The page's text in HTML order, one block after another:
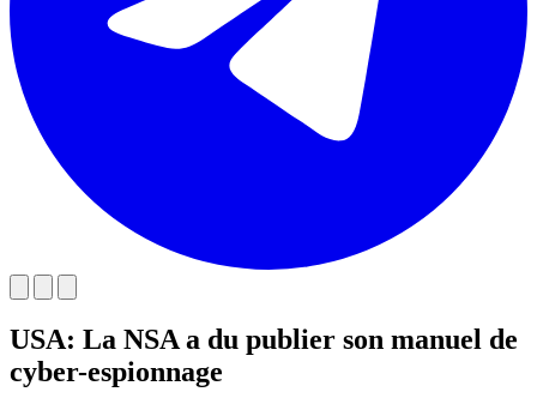
USA: La NSA a du publier son manuel de
cyber-espionnage